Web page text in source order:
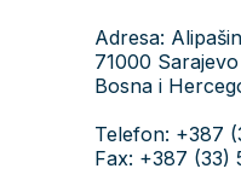
Adresa:
71000 Sarajevo
Bosna i
Telefon: +387
Fax: +387 (33)